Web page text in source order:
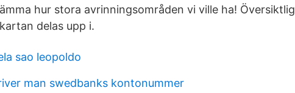
hur stora avrinningsområden vi ville ha!
delas upp i.
sao leopoldo
man swedbanks kontonummer